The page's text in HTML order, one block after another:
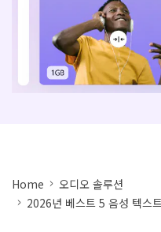
동영상 자르기
DVD / CD 사용자
무비 사용자
지원되는 형식, 장치 및 GPU의
새로운 정보
UniConverter 각 버전의 최
Home
오디오 솔루션
2026년 베스트 5 음성 텍스